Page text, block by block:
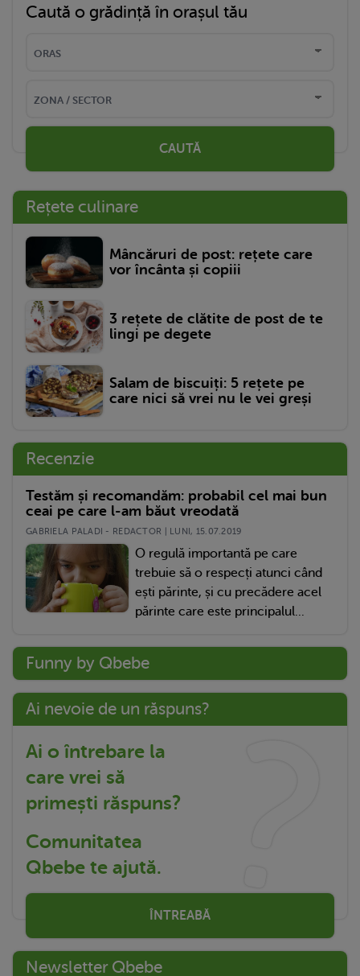
Caută o grădință în orașul tău
CAUTĂ
Rețete culinare
Mâncăruri de post: rețete care
vor încânta și copiii
3 rețete de clătite de post de te
lingi pe degete
Salam de biscuiți: 5 rețete pe
care nici să vrei nu le vei greși
Recenzie
Testăm și recomandăm: probabil cel mai bun
ceai pe care l-am băut vreodată
GABRIELA PALADI - REDACTOR | LUNI, 15.07.2019
O regulă importantă pe care
trebuie să o respecți atunci când
ești părinte, și cu precădere acel
părinte care este principalul...
Funny by Qbebe
Ai nevoie de un răspuns?
Ai o întrebare la
care vrei să
primești răspuns?
Comunitatea
Qbebe te ajută.
ÎNTREABĂ
Newsletter Qbebe